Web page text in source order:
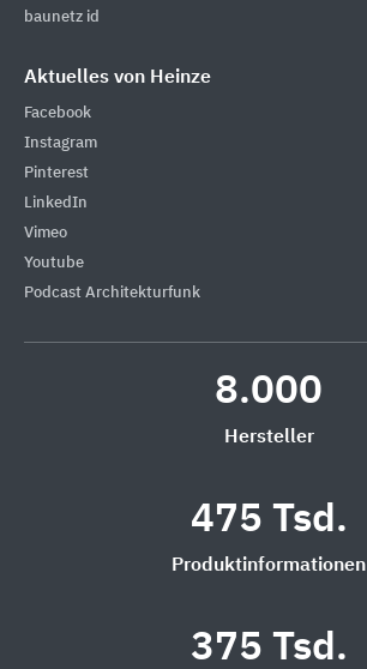
baunetz id
Aktuelles von Heinze
Facebook
Instagram
Pinterest
LinkedIn
Vimeo
Youtube
Podcast Architekturfunk
8.000
Hersteller
475 Tsd.
Produktinformationen
375 Tsd.